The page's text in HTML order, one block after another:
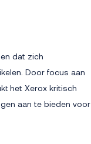
dat zich
Door focus aan
het Xerox kritisch
aan te bieden voor